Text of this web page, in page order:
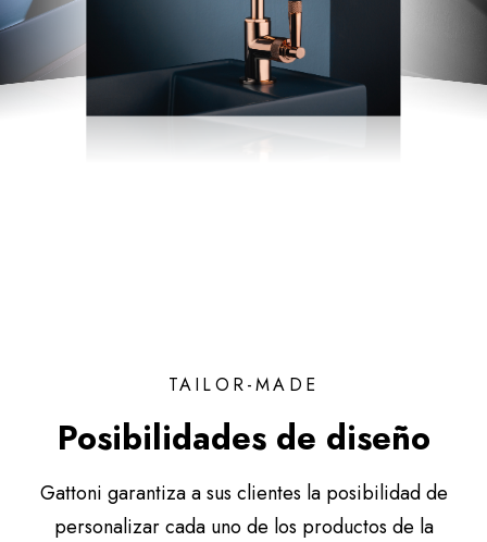
TAILOR-MADE
Posibilidades de diseño
Gattoni garantiza a sus clientes la posibilidad de
personalizar cada uno de los productos de la